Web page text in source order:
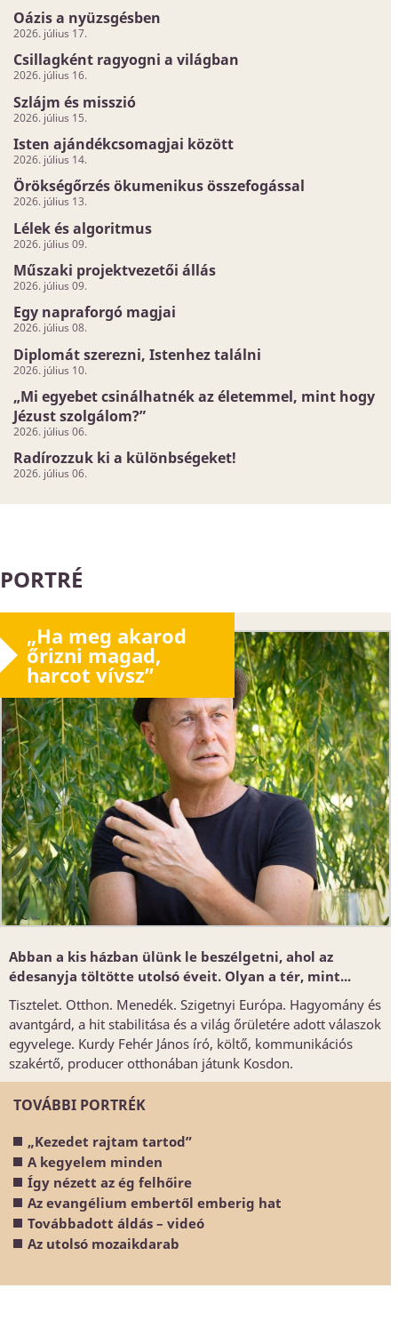
Oázis a nyüzsgésben
2026. július 17.
Csillagként ragyogni a világban
2026. július 16.
Szlájm és misszió
2026. július 15.
Isten ajándékcsomagjai között
2026. július 14.
Örökségőrzés ökumenikus összefogással
2026. július 13.
Lélek és algoritmus
2026. július 09.
Műszaki projektvezetői állás
2026. július 09.
Egy napraforgó magjai
2026. július 08.
Diplomát szerezni, Istenhez találni
2026. július 10.
„Mi egyebet csinálhatnék az életemmel, mint hogy
Jézust szolgálom?”
2026. július 06.
Radírozzuk ki a különbségeket!
2026. július 06.
PORTRÉ
„Ha meg akarod
őrizni magad,
harcot vívsz”
Abban a kis házban ülünk le beszélgetni, ahol az
édesanyja töltötte utolsó éveit. Olyan a tér, mint...
Tisztelet. Otthon. Menedék. Szigetnyi Európa. Hagyomány és
avantgárd, a hit stabilitása és a világ őrületére adott válaszok
egyvelege. Kurdy Fehér János író, költő, kommunikációs
szakértő, producer otthonában játunk Kosdon.
TOVÁBBI PORTRÉK
„Kezedet rajtam tartod”
A kegyelem minden
Így nézett az ég felhőire
Az evangélium embertől emberig hat
Továbbadott áldás – videó
Az utolsó mozaikdarab